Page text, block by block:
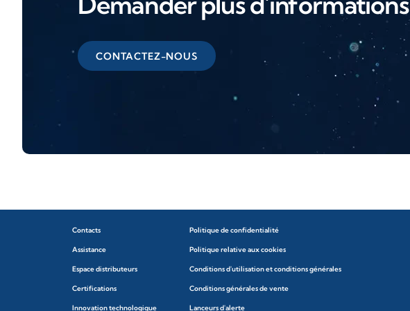
CONTACTEZ-NOUS
Contacts
Assistance
Espace distributeurs
Certifications
Innovation technologique
Politique de confidentialité
Politique relative aux cookies
Conditions d'utilisation et conditions générales
Conditions générales de vente
Lanceurs d'alerte